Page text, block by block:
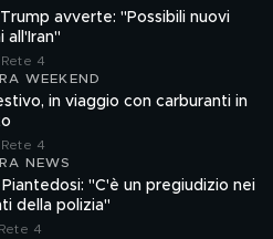
avverte: "Possibili nuovi
all'Iran"
4
WEEKEND
in viaggio con carburanti in
4
NEWS
"C'è un pregiudizio nei
della polizia"
4